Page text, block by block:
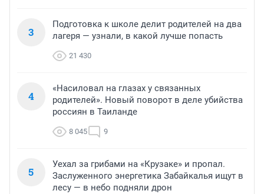
3
Подготовка к школе делит родителей на два
лагеря — узнали, в какой лучше попасть
21 430
4
«Насиловал на глазах у связанных
родителей». Новый поворот в деле убийства
россиян в Таиланде
8 045 9
5
Уехал за грибами на «Крузаке» и пропал.
Заслуженного энергетика Забайкалья ищут в
лесу — в небо подняли дрон